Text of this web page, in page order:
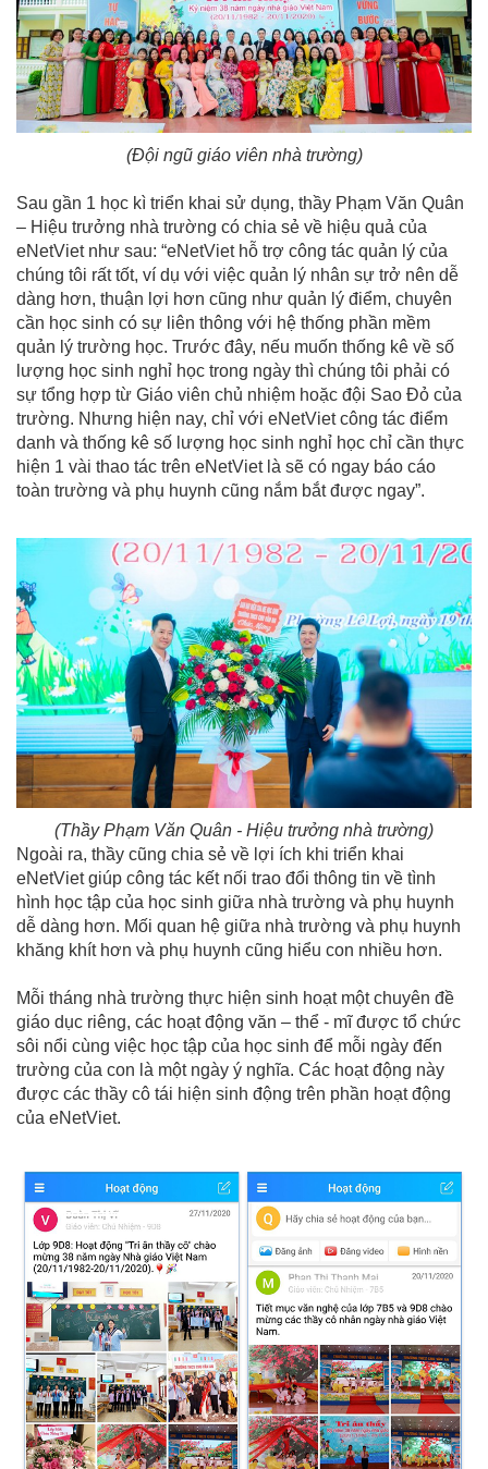
(Đội ngũ giáo viên nhà trường)
Sau gần 1 học kì triển khai sử dụng, thầy Phạm Văn Quân
– Hiệu trưởng nhà trường có chia sẻ về hiệu quả của
eNetViet như sau: “eNetViet hỗ trợ công tác quản lý của
chúng tôi rất tốt, ví dụ với việc quản lý nhân sự trở nên dễ
dàng hơn, thuận lợi hơn cũng như quản lý điểm, chuyên
cần học sinh có sự liên thông với hệ thống phần mềm
quản lý trường học. Trước đây, nếu muốn thống kê về số
lượng học sinh nghỉ học trong ngày thì chúng tôi phải có
sự tổng hợp từ Giáo viên chủ nhiệm hoặc đội Sao Đỏ của
trường. Nhưng hiện nay, chỉ với eNetViet công tác điểm
danh và thống kê số lượng học sinh nghỉ học chỉ cần thực
hiện 1 vài thao tác trên eNetViet là sẽ có ngay báo cáo
toàn trường và phụ huynh cũng nắm bắt được ngay”.
(Thầy Phạm Văn Quân - Hiệu trưởng nhà trường)
Ngoài ra, thầy cũng chia sẻ về lợi ích khi triển khai
eNetViet giúp công tác kết nối trao đổi thông tin về tình
hình học tập của học sinh giữa nhà trường và phụ huynh
dễ dàng hơn. Mối quan hệ giữa nhà trường và phụ huynh
khăng khít hơn và phụ huynh cũng hiểu con nhiều hơn.
Mỗi tháng nhà trường thực hiện sinh hoạt một chuyên đề
giáo dục riêng, các hoạt động văn – thể - mĩ được tổ chức
sôi nổi cùng việc học tập của học sinh để mỗi ngày đến
trường của con là một ngày ý nghĩa. Các hoạt động này
được các thầy cô tái hiện sinh động trên phần hoạt động
của eNetViet.